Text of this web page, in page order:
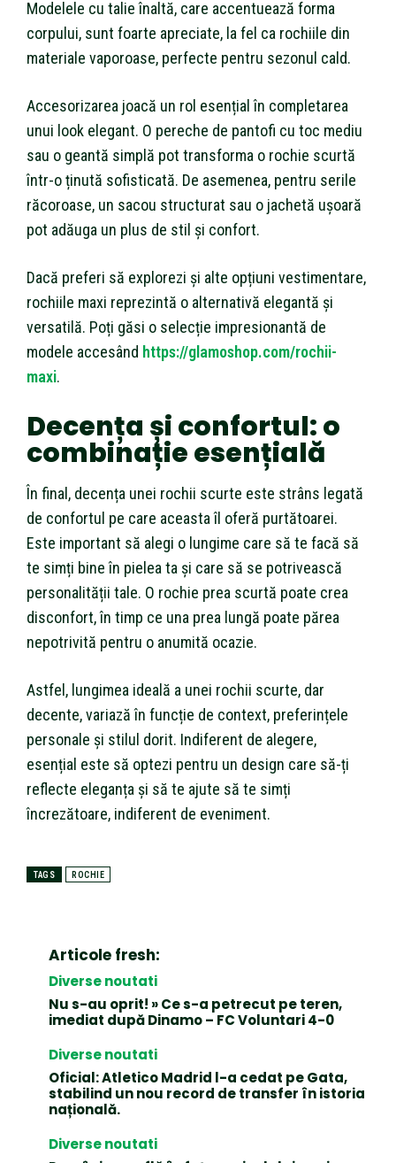
Modelele cu talie înaltă, care accentuează forma
corpului, sunt foarte apreciate, la fel ca rochiile din
materiale vaporoase, perfecte pentru sezonul cald.
Accesorizarea joacă un rol esențial în completarea
unui look elegant. O pereche de pantofi cu toc mediu
sau o geantă simplă pot transforma o rochie scurtă
într-o ținută sofisticată. De asemenea, pentru serile
răcoroase, un sacou structurat sau o jachetă ușoară
pot adăuga un plus de stil și confort.
Dacă preferi să explorezi și alte opțiuni vestimentare,
rochiile maxi reprezintă o alternativă elegantă și
versatilă. Poți găsi o selecție impresionantă de
modele accesând https://glamoshop.com/rochii-
maxi.
Decența și confortul: o
combinație esențială
În final, decența unei rochii scurte este strâns legată
de confortul pe care aceasta îl oferă purtătoarei.
Este important să alegi o lungime care să te facă să
te simți bine în pielea ta și care să se potrivească
personalității tale. O rochie prea scurtă poate crea
disconfort, în timp ce una prea lungă poate părea
nepotrivită pentru o anumită ocazie.
Astfel, lungimea ideală a unei rochii scurte, dar
decente, variază în funcție de context, preferințele
personale și stilul dorit. Indiferent de alegere,
esențial este să optezi pentru un design care să-ți
reflecte eleganța și să te ajute să te simți
încrezătoare, indiferent de eveniment.
TAGS ROCHIE
Articole fresh:
Diverse noutati
Nu s-au oprit! » Ce s-a petrecut pe teren,
imediat după Dinamo – FC Voluntari 4-0
Diverse noutati
Oficial: Atletico Madrid l-a cedat pe Gata,
stabilind un nou record de transfer în istoria
națională.
Diverse noutati